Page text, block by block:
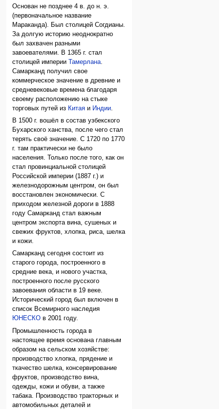
Основан не позднее 4 в. до н. э.
(первоначальное название
Мараканда). Был столицей Согдианы.
За долгую историю неоднократно
был захвачен разными
завоевателями. В 1365 г. стал
столицей империиТамерлана
Самарканд получил свое
коммерческое значение в древние и
средневековые времена благодаря
своему расположению на стыке
торговых путей из Китая и Индии
В 1500 г. вошёл в состав узбекского
Бухарского ханства, после чего стал
терять своё значение. С 1720 по 1770
г. там практически не было
населения. Только после того, как он
стал провинциальной столицей
Российской империи (1887 г.) и
железнодорожным центром, он был
восстановлен экономически. С
приходом железной дороги в 1888
году Самарканд стал важным
центром экспорта вина, сушеных и
свежих фруктов, хлопка, риса, шелка
и кожи.
Самарканд сегодня состоит из
старого города, построенного в
средние века, и нового участка,
построенного после русского
завоевания области в 19 веке.
Исторический город был включен в
список Всемирного наследия
ЮНЕСКО в 2001 году.
Промышленность города в
настоящее время основана главным
образом на сельском хозяйстве:
производство хлопка, прядение и
ткачество шелка, консервирование
фруктов, производство вина,
одежды, кожи и обуви, а также
табака. Производство тракторных и
автомобильных деталей и